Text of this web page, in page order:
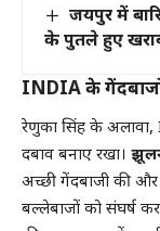
जयपुर में
के पुतले हुए
INDIA के
रेणुका सिंह के अलावा,
दबाव बनाए रखा।
अच्छी गेंदबाजी की
बल्लेबाजों को संघर्ष